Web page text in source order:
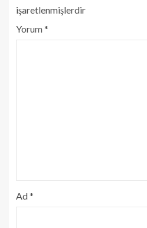
işaretlenmişlerdir
Yorum*
Ad*